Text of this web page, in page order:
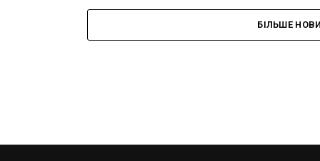
БІЛЬШЕ